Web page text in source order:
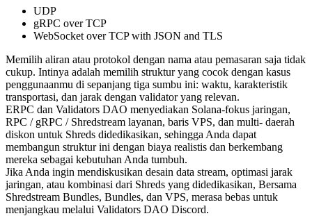
UDP
gRPC over TCP
WebSocket over TCP with JSON and TLS
Memilih aliran atau protokol dengan nama atau pemasaran saja tidak
cukup. Intinya adalah memilih struktur yang cocok dengan kasus
penggunaanmu di sepanjang tiga sumbu ini: waktu, karakteristik
transportasi, dan jarak dengan validator yang relevan.
ERPC dan Validators DAO menyediakan Solana-fokus jaringan,
RPC / gRPC / Shredstream layanan, baris VPS, dan multi- daerah
diskon untuk Shreds didedikasikan, sehingga Anda dapat
membangun struktur ini dengan biaya realistis dan berkembang
mereka sebagai kebutuhan Anda tumbuh.
Jika Anda ingin mendiskusikan desain data stream, optimasi jarak
jaringan, atau kombinasi dari Shreds yang didedikasikan, Bersama
Shredstream Bundles, Bundles, dan VPS, merasa bebas untuk
menjangkau melalui Validators DAO Discord.